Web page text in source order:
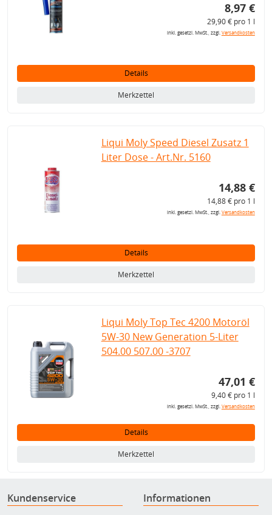
8,97 €
29,90 € pro 1 l
inkl. gesetzl. MwSt., zzgl.Versandkosten
Details
Merkzettel
Liqui Moly Speed Diesel Zusatz 1
Liter Dose - Art.Nr. 5160
14,88 €
14,88 € pro 1 l
inkl. gesetzl. MwSt., zzgl.Versandkosten
Details
Merkzettel
Liqui Moly Top Tec 4200 Motoröl
5W-30 New Generation 5-Liter
504.00 507.00 -3707
47,01 €
9,40 € pro 1 l
inkl. gesetzl. MwSt., zzgl.Versandkosten
Details
Merkzettel
Kundenservice Informationen